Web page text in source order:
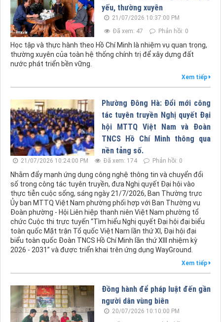
yếu, thường xuyên
21/07/2026 10:37:00 PM
Đã xem: 47
Phản hồi: 0
Học tập và thực hành theo Hồ Chí Minh là nhiệm vụ quan trọng,
thường xuyên của toàn hệ thống chính trị để xây dựng đất
nước phát triển bền vững.
Xem tiếp
Phường Đông Hà: Đổi mới công
tác tuyên truyền Nghị quyết Đại
hội MTTQ Việt Nam và Đoàn
TNCS Hồ Chí Minh thông qua
nền tảng số.
21/07/2026 10:24:00 PM Đã xem: 174 Phản hồi: 0
Nhằm đẩy mạnh ứng dụng công nghệ thông tin và chuyển đổi
số trong công tác tuyên truyền, đưa Nghị quyết Đại hội vào
thực tiễn cuộc sống, sáng ngày 21/7/2026, Ban Thường trực
Ủy ban MTTQ Việt Nam phường phối hợp với Ban Thường vụ
Đoàn phường - Hội Liên hiệp thanh niên Việt Nam phường tổ
chức Cuộc thi trực tuyến “Tìm hiểu Nghị quyết Đại hội đại biểu
toàn quốc Mặt trận Tổ quốc Việt Nam lần thứ XI, Đại hội đại
biểu toàn quốc Đoàn TNCS Hồ Chí Minh lần thứ XIII nhiệm kỳ
2026 - 2031” và được triển khai trên ứng dụng WayGround.
Xem tiếp
Đồng hành để pháp luật đến gần
người dân vùng biên
20/07/2026 10:10:00 PM